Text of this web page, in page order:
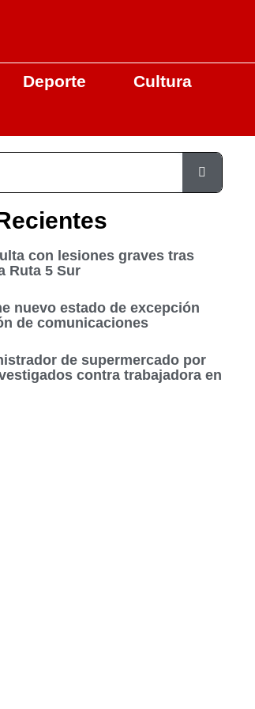
Deporte
Cultura
con lesiones graves tras
Ruta 5 Sur
nuevo estado de excepción
de comunicaciones
de supermercado por
contra trabajadora en